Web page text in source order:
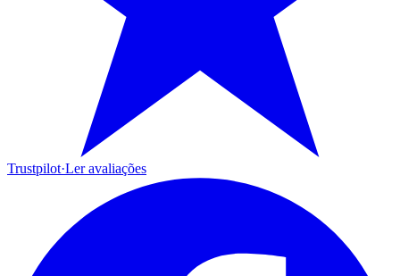
Trustpilot·Ler avaliações